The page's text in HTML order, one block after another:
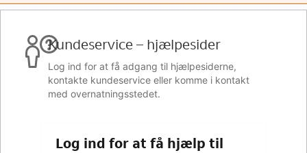
Kundeservice – hjælpesider
Log ind for at få adgang til hjælpesiderne,
kontakte kundeservice eller komme i kontakt
med overnatningsstedet.
Log ind for at få hjælp til